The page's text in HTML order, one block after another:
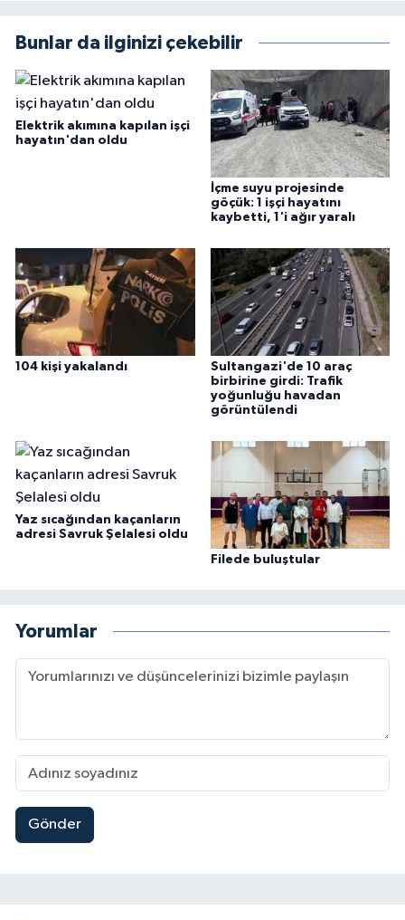
Bunlar da ilginizi çekebilir
Elektrik akımına kapılan işçi
hayatın'dan oldu
İçme suyu projesinde
göçük: 1 işçi hayatını
kaybetti, 1'i ağır yaralı
104 kişi yakalandı
Sultangazi'de 10 araç
birbirine girdi: Trafik
yoğunluğu havadan
görüntülendi
Yaz sıcağından kaçanların
adresi Savruk Şelalesi oldu
Filede buluştular
Yorumlar
Gönder